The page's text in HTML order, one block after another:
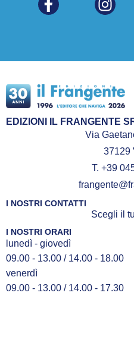
EDIZIONI IL FRANGENTE
Via
37129
T. +39
I NOSTRI CONTATTI
Scegli il
I NOSTRI ORARI
lunedì - giovedì
09.00 - 13.00 / 14.00 - 18.00
venerdì
09.00 - 13.00 / 14.00 - 17.30